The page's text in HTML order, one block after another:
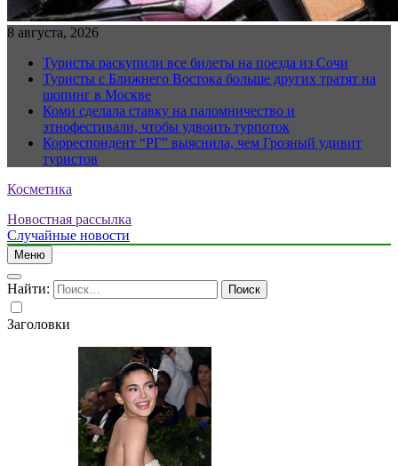
8 августа, 2026
Туристы раскупили все билеты на поезда из Сочи
Туристы с Ближнего Востока больше других тратят на
шопинг в Москве
Коми сделала ставку на паломничество и
этнофестивали, чтобы удвоить турпоток
Корреспондент “РГ” выяснила, чем Грозный удивит
туристов
Косметика
Новостная рассылка
Случайные новости
Меню
Найти:
Заголовки